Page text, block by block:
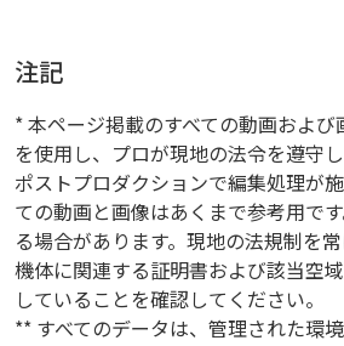
注記
* 本ページ掲載のすべての動画およ
を使用し、プロが現地の法令を遵守
ポストプロダクションで編集処理が
ての動画と画像はあくまで参考用で
る場合があります。現地の法規制を
機体に関連する証明書および該当空
していることを確認してください。
** すべてのデータは、管理された環